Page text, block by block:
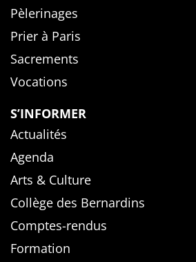
Pèlerinages
Prier à Paris
Sacrements
Vocations
S’INFORMER
Actualités
Agenda
Arts & Culture
Collège des Bernardins
Comptes-rendus
Formation